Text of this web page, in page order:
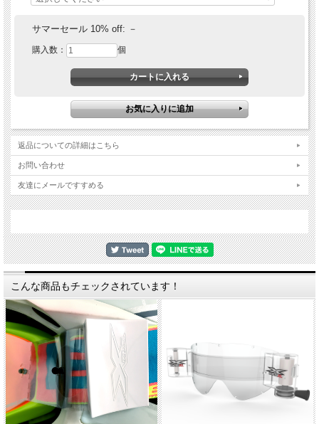
サマーセール 10% off: －
購入数： 個
返品についての詳細はこちら
お問い合わせ
友達にメールですすめる
こんな商品もチェックされています！